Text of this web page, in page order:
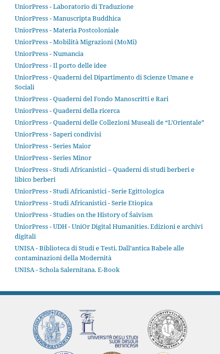
UniorPress - Laboratorio di Traduzione
UniorPress - Manuscripta Buddhica
UniorPress - Materia Postcoloniale
UniorPress - Mobilità Migrazioni (MoMi)
UniorPress - Numancia
UniorPress - Il porto delle idee
UniorPress - Quaderni del Dipartimento di Scienze Umane e
Sociali
UniorPress - Quaderni del Fondo Manoscritti e Rari
UniorPress - Quaderni della ricerca
UniorPress - Quaderni delle Collezioni Museali de “L’Orientale”
UniorPress - Saperi condivisi
UniorPress - Series Maior
UniorPress - Series Minor
UniorPress - Studi Africanistici – Quaderni di studi berberi e
libico berberi
UniorPress - Studi Africanistici - Serie Egittologica
UniorPress - Studi Africanistici - Serie Etiopica
UniorPress - Studies on the History of Śaivism
UniorPress - UDH - UniOr Digital Humanities. Edizioni e archivi
digitali
UNISA - Biblioteca di Studi e Testi. Dall’antica Babele alle
contaminazioni della Modernità
UNISA - Schola Salernitana. E-Book